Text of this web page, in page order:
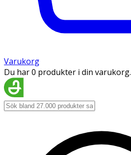
Varukorg
Du har 0 produkter i din varukorg.